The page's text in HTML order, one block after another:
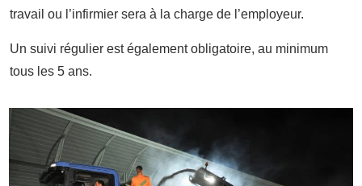
travail ou l’infirmier sera à la charge de l’employeur.
Un suivi régulier est également obligatoire, au minimum
tous les 5 ans.